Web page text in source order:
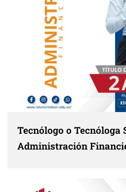
Tecnólogo o Tecnóloga
Administración